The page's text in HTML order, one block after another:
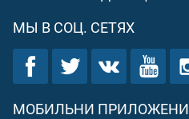
МЫ В СОЦ. СЕТЯХ
МОБИЛЬНИ ПРИЛОЖЕНИ